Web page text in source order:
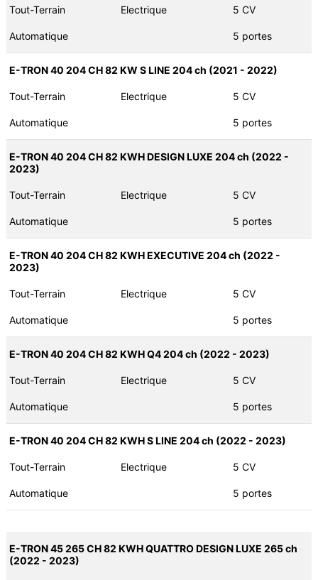
Tout-Terrain Electrique 5 CV
Automatique 5 portes
E-TRON 40 204 CH 82 KW S LINE 204 ch (2021 - 2022)
Tout-Terrain Electrique 5 CV
Automatique 5 portes
E-TRON 40 204 CH 82 KWH DESIGN LUXE 204 ch (2022 -
2023)
Tout-Terrain Electrique 5 CV
Automatique 5 portes
E-TRON 40 204 CH 82 KWH EXECUTIVE 204 ch (2022 -
2023)
Tout-Terrain Electrique 5 CV
Automatique 5 portes
E-TRON 40 204 CH 82 KWH Q4 204 ch (2022 - 2023)
Tout-Terrain Electrique 5 CV
Automatique 5 portes
E-TRON 40 204 CH 82 KWH S LINE 204 ch (2022 - 2023)
Tout-Terrain Electrique 5 CV
Automatique 5 portes
E-TRON 45 265 CH 82 KWH QUATTRO DESIGN LUXE 265 ch
(2022 - 2023)